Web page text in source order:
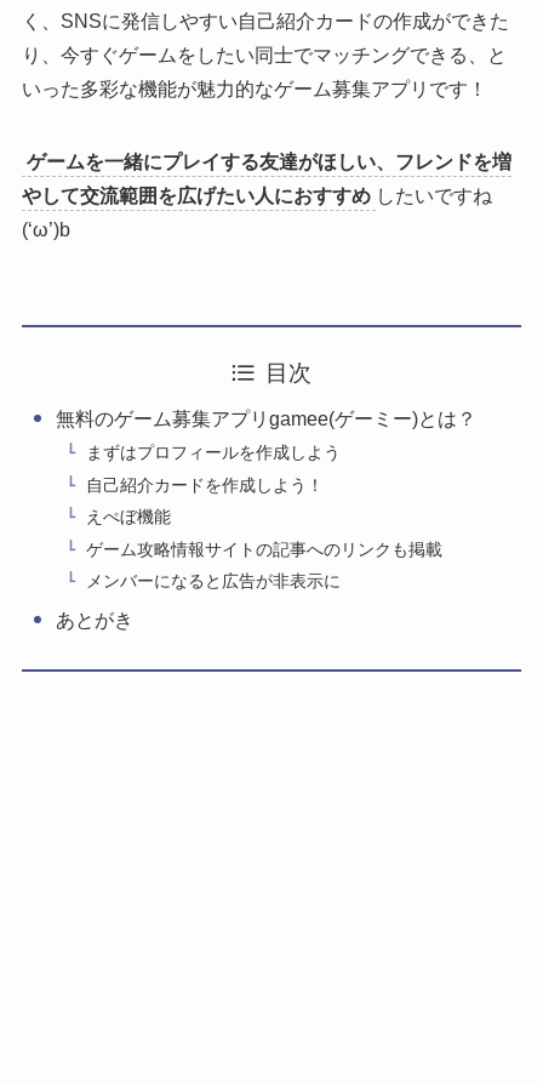
く、SNSに発信しやすい自己紹介カードの作成ができた
り、今すぐゲームをしたい同士でマッチングできる、と
いった多彩な機能が魅力的なゲーム募集アプリ です！
ゲームを一緒にプレイする友達がほしい、フレンドを増
やして交流範囲を広げたい人におすすめ したいですね
(‘ω’)b
目次
無料のゲーム募集アプリgamee(ゲーミー)とは？
まずはプロフィールを作成しよう
自己紹介カードを作成しよう！
えぺぼ機能
ゲーム攻略情報サイトの記事へのリンクも掲載
メンバーになると広告が非表示に
あとがき